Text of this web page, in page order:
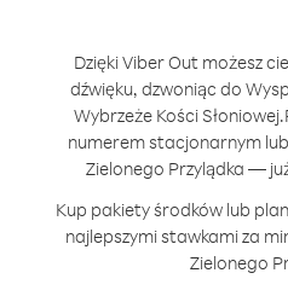
Dzięki Viber Out możesz
dźwięku, dzwoniąc do
Wybrzeże Kości Słoniowej.
numerem stacjonarnym
Zielonego Przylądka —
Kup pakiety środków lub
najlepszymi stawkami za
Zielonego